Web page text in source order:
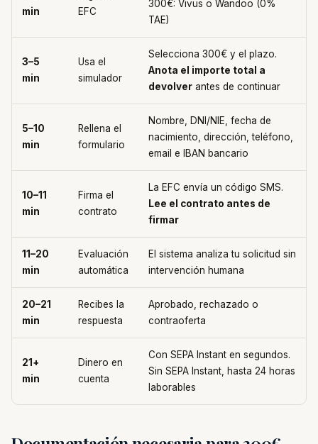
min
EFC
300€: Vivus o Wandoo (0%
TAE)
3–5
min
Usa el
simulador
Selecciona 300€ y el plazo.
Anota el importe total a
devolver antes de continuar
5–10
min
Rellena el
formulario
Nombre, DNI/NIE, fecha de
nacimiento, dirección, teléfono,
email e IBAN bancario
10–11
min
Firma el
contrato
La EFC envía un código SMS.
Lee el contrato antes de
firmar
11–20
min
Evaluación
automática
El sistema analiza tu solicitud sin
intervención humana
20–21
min
Recibes la
respuesta
Aprobado, rechazado o
contraoferta
21+
min
Dinero en
cuenta
Con SEPA Instant en segundos.
Sin SEPA Instant, hasta 24 horas
laborables